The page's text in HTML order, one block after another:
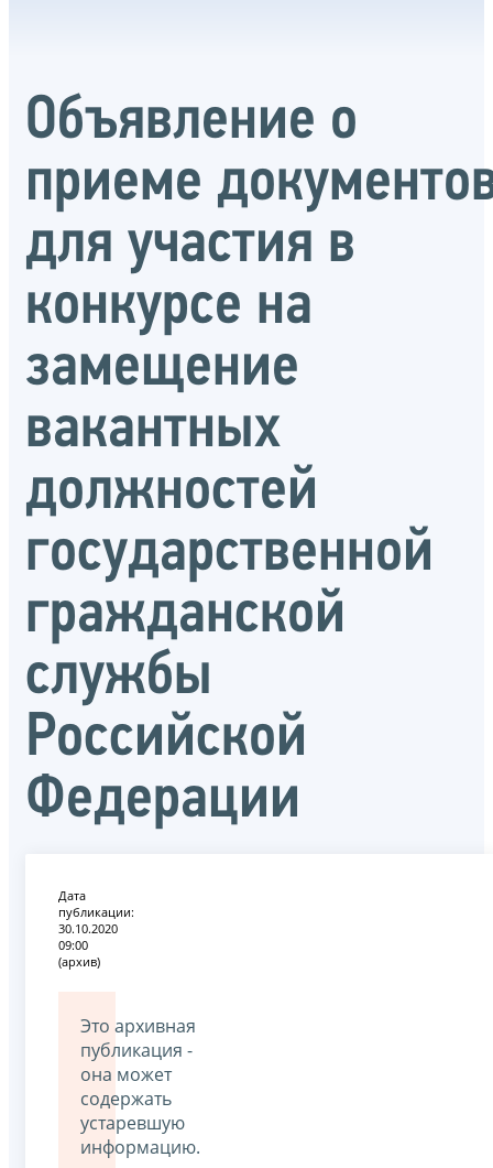
Объявление о
приеме
для участия в
конкурсе на
замещение
вакантных
должностей
государственной
гражданской
службы
Российской
Федерации
Дата
публикации:
30.10.2020
09:00
(архив)
Это архивная
публикация -
она может
содержать
устаревшую
информацию.